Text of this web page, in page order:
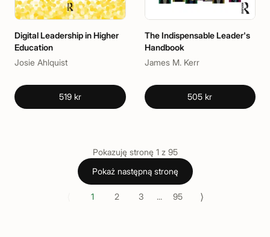
Digital Leadership in Higher
Education
Josie Ahlquist
519 kr
The Indispensable Leader's
Handbook
James M. Kerr
505 kr
Pokazuję stronę 1 z 95
Pokaż następną stronę
1 2 3 ... 95 ⟩